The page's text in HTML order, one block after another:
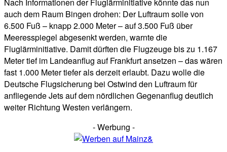
Nach Informationen der Fluglärminitiative könnte das nun
auch dem Raum Bingen drohen: Der Luftraum solle von
6.500 Fuß – knapp 2.000 Meter – auf 3.500 Fuß über
Meeresspiegel abgesenkt werden, warnte die
Fluglärminitiative. Damit dürften die Flugzeuge bis zu 1.167
Meter tief im Landeanflug auf Frankfurt ansetzen – das wären
fast 1.000 Meter tiefer als derzeit erlaubt. Dazu wolle die
Deutsche Flugsicherung bei Ostwind den Luftraum für
anfliegende Jets auf dem nördlichen Gegenanflug deutlich
weiter Richtung Westen verlängern.
- Werbung -